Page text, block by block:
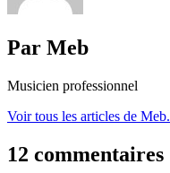
Par Meb
Musicien professionnel
Voir tous les articles de Meb.
12 commentaires